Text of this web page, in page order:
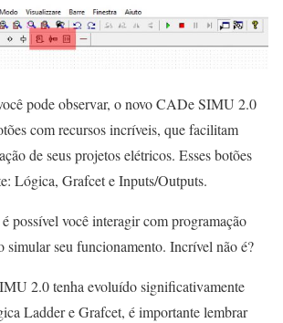
pode observar, o novo CADe SIMU 2.0
com recursos incríveis, que facilitam
de seus projetos elétricos. Esses botões
Lógica, Grafcet e Inputs/Outputs.
possível você interagir com programação
simular seu funcionamento. Incrível não é?
2.0 tenha evoluído significativamente
Ladder e Grafcet, é importante lembrar